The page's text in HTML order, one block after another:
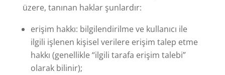
üzere, tanınan haklar şunlardır:
erişim hakkı: bilgilendirilme ve kullanıcı ile
ilgili işlenen kişisel verilere erişim talep etme
hakkı (genellikle “ilgili tarafa erişim talebi”
olarak bilinir);